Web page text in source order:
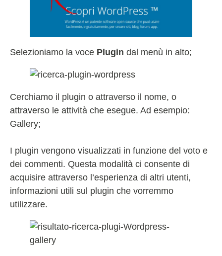
Selezioniamo la voce Plugin dal menù in alto;
Cerchiamo il plugin o attraverso il nome, o
attraverso le attività che esegue. Ad esempio:
Gallery;
I plugin vengono visualizzati in funzione del voto e
dei commenti. Questa modalità ci consente di
acquisire attraverso l’esperienza di altri utenti,
informazioni utili sul plugin che vorremmo
utilizzare.